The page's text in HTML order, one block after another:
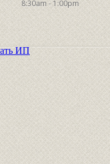
8:30am - 1:00pm
ИП